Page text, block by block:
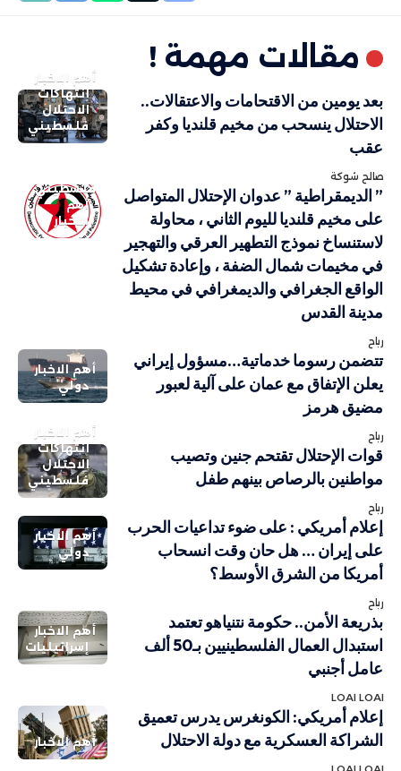
مقالات مهمة !
أهم الاخبار
انتهاكات
الاحتلال
فلسطيني
بعد يومين من الاقتحامات والاعتقالات..
الاحتلال ينسحب من مخيم قلنديا وكفر
عقب
صالح شوكة
فلسطيني
أهم
الاخبار
” الديمقراطية ” عدوان الإحتلال المتواصل
على مخيم قلنديا لليوم الثاني ، محاولة
لاستنساخ نموذج التطهير العرقي والتهجير
في مخيمات شمال الضفة ، وإعادة تشكيل
الواقع الجغرافي والديمغرافي في محيط
مدينة القدس
رباح
أهم الاخبار
دولي
تتضمن رسوما خدماتية…مسؤول إيراني
يعلن الإتفاق مع عمان على آلية لعبور
مضيق هرمز
رباح
أهم الاخبار
انتهاكات
الاحتلال
فلسطيني
قوات الإحتلال تقتحم جنين وتصيب
مواطنين بالرصاص بينهم طفل
رباح
أهم الاخبار
دولي
إعلام أمريكي : على ضوء تداعيات الحرب
على إيران … هل حان وقت انسحاب
أمريكا من الشرق الأوسط؟
رباح
أهم الاخبار
إسرائيليات
بذريعة الأمن.. حكومة نتنياهو تعتمد
استبدال العمال الفلسطينيين بـ50 ألف
عامل أجنبي
LOAI LOAI
أهم الاخبار
إعلام أمريكي: الكونغرس يدرس تعميق
الشراكة العسكرية مع دولة الاحتلال